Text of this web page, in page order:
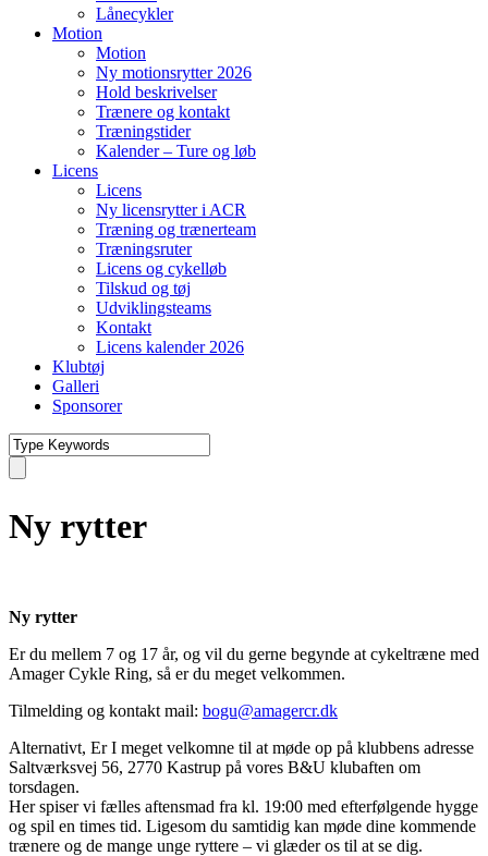
Lånecykler
Motion
Motion
Ny motionsrytter 2026
Hold beskrivelser
Trænere og kontakt
Træningstider
Kalender – Ture og løb
Licens
Licens
Ny licensrytter i ACR
Træning og trænerteam
Træningsruter
Licens og cykelløb
Tilskud og tøj
Udviklingsteams
Kontakt
Licens kalender 2026
Klubtøj
Galleri
Sponsorer
Ny rytter
Ny rytter
Er du mellem 7 og 17 år, og vil du gerne begynde at cykeltræne med
Amager Cykle Ring, så er du meget velkommen.
Tilmelding og kontakt mail: bogu@amagercr.dk
Alternativt, Er I meget velkomne til at møde op på klubbens adresse
Saltværksvej 56, 2770 Kastrup på vores B&U klubaften om
torsdagen.
Her spiser vi fælles aftensmad fra kl. 19:00 med efterfølgende hygge
og spil en times tid. Ligesom du samtidig kan møde dine kommende
trænere og de mange unge ryttere – vi glæder os til at se dig.